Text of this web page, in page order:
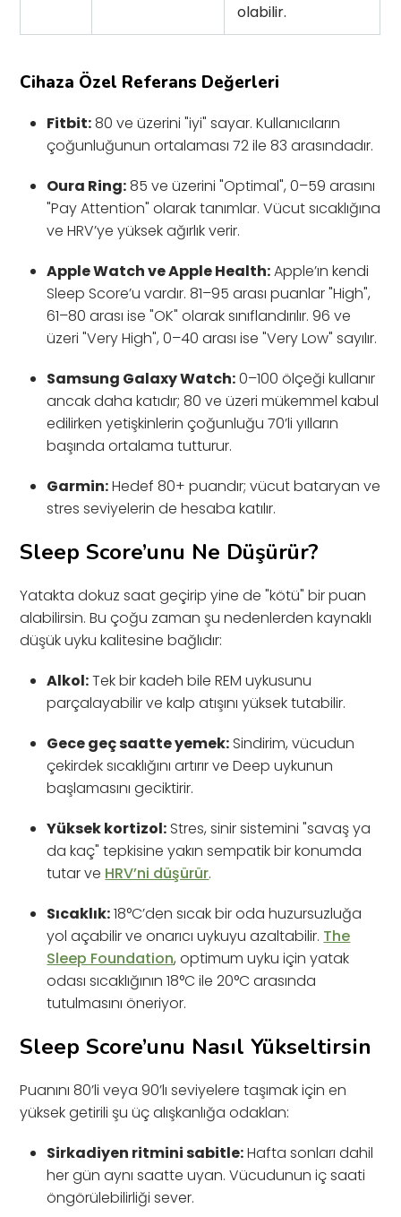
olabilir.
Cihaza Özel Referans Değerleri
Fitbit:80 ve üzerini "iyi" sayar. Kullanıcıların
çoğunluğunun ortalaması 72 ile 83 arasındadır.
Oura Ring:85 ve üzerini "Optimal", 0–59 arasını
"Pay Attention" olarak tanımlar. Vücut sıcaklığına
ve HRV’ye yüksek ağırlık verir.
Apple Watch ve Apple Health:Apple’ın kendi
Sleep Score’u vardır. 81–95 arası puanlar "High",
61–80 arası ise "OK" olarak sınıflandırılır. 96 ve
üzeri "Very High", 0–40 arası ise "Very Low" sayılır.
Samsung Galaxy Watch:0–100 ölçeği kullanır
ancak daha katıdır; 80 ve üzeri mükemmel kabul
edilirken yetişkinlerin çoğunluğu 70’li yılların
başında ortalama tutturur.
Garmin:Hedef 80+ puandır; vücut bataryan ve
stres seviyelerin de hesaba katılır.
Sleep Score’unu Ne Düşürür?
Yatakta dokuz saat geçirip yine de "kötü" bir puan
alabilirsin. Bu çoğu zaman şu nedenlerden kaynaklı
düşük uyku kalitesine bağlıdır:
Alkol:Tek bir kadeh bile REM uykusunu
parçalayabilir ve kalp atışını yüksek tutabilir.
Gece geç saatte yemek: Sindirim, vücudun
çekirdek sıcaklığını artırır ve Deep uykunun
başlamasını geciktirir.
Yüksek kortizol: Stres, sinir sistemini "savaş ya
da kaç" tepkisine yakın sempatik bir konumda
tutar ve HRV’ni düşürür.
Sıcaklık:18°C’den sıcak bir oda huzursuzluğa
yol açabilir ve onarıcı uykuyu azaltabilir. The
Sleep Foundation, optimum uyku için yatak
odası sıcaklığının 18°C ile 20°C arasında
tutulmasını öneriyor.
Sleep Score’unu Nasıl Yükseltirsin
Puanını 80’li veya 90’lı seviyelere taşımak için en
yüksek getirili şu üç alışkanlığa odaklan:
Sirkadiyen ritmini sabitle:Hafta sonları dahil
her gün aynı saatte uyan. Vücudunun iç saati
öngörülebilirliği sever.